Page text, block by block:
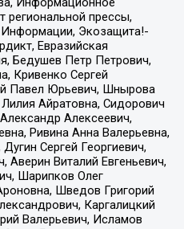
региональной прессы,
Экозащита!-
Евразийская
Бедушев Петр Петрович,
Кривенко Сергей
Павел Юрьевич, Шнырова
Айратовна, Сидорович
Алексеевич,
Ривина Анна Валерьевна,
Сергей Георгиевич,
Аверин Виталий Евгеньевич,
Шарипков Олег
Шведов Григорий
Каргалицкий
Валерьевич, Исламов